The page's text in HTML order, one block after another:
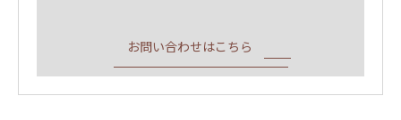
お問い合わせはこちら